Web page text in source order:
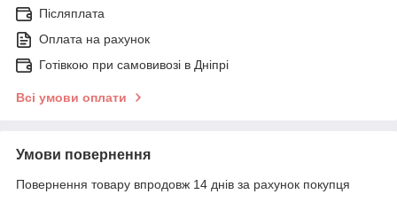
Післяплата
Оплата на рахунок
Готівкою при самовивозі в Дніпрі
Всі умови оплати
Умови повернення
Повернення товару впродовж 14 днів за рахунок покупця